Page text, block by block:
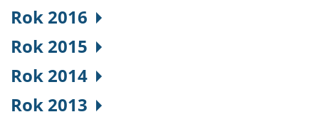
Rok 2016
Rok 2015
Rok 2014
Rok 2013